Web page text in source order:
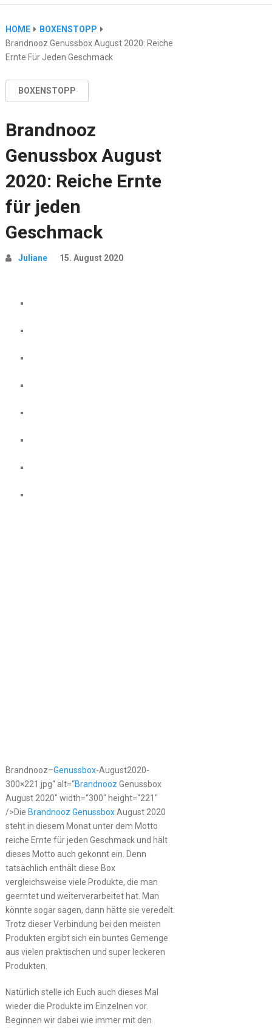
HOME
BOXENSTOPP
Brandnooz Genussbox August 2020: Reiche
Ernte Für Jeden Geschmack
BOXENSTOPP
Brandnooz
Genussbox August
2020: Reiche Ernte
für jeden
Geschmack
Juliane 15. August 2020
Brandnooz–Genussbox-August2020-
300×221.jpg“ alt=“Brandnooz Genussbox
August 2020″ width=“300″ height=“221″
/>Die Brandnooz GenussboxAugust 2020
steht in diesem Monat unter dem Motto
reiche Ernte für jeden Geschmack und hält
dieses Motto auch gekonnt ein. Denn
tatsächlich enthält diese Box
vergleichsweise viele Produkte, die man
geerntet und weiterverarbeitet hat. Man
könnte sogar sagen, dann hätte sie veredelt.
Trotz dieser Verbindung bei den meisten
Produkten ergibt sich ein buntes Gemenge
aus vielen praktischen und super leckeren
Produkten.
Natürlich stelle ich Euch auch dieses Mal
wieder die Produkte im Einzelnen vor.
Beginnen wir dabei wie immer mit den